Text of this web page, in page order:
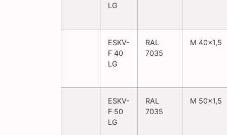
LG
ESKV-
F 40
LG
RAL
7035
M 40×1,5
ESKV-
F 50
LG
RAL
7035
M 50×1,5